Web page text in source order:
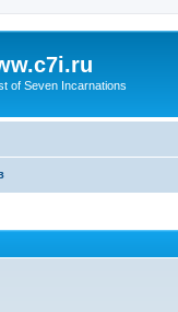
of Seven Incarnations